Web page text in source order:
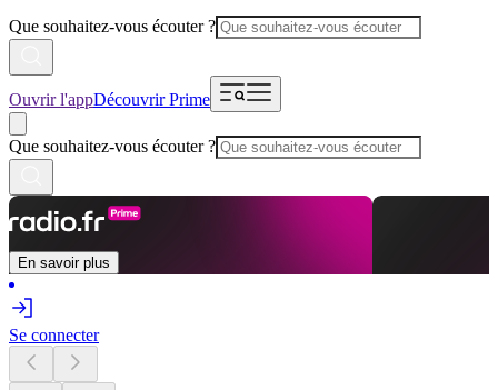
Que souhaitez-vous écouter ?
Ouvrir l'appDécouvrir Prime
Que souhaitez-vous écouter ?
En savoir plus
Se connecter